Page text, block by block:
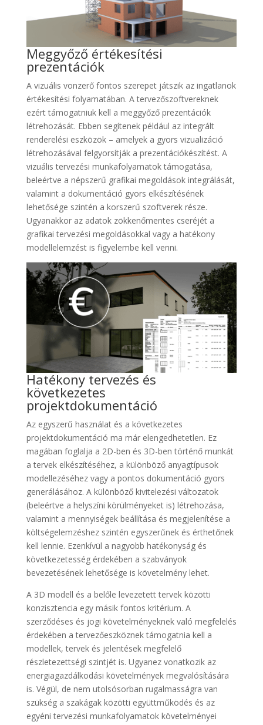
Meggyőző értékesítési
prezentációk
A vizuális vonzerő fontos szerepet játszik az ingatlanok
értékesítési folyamatában. A tervezőszoftvereknek
ezért támogatniuk kell a meggyőző prezentációk
létrehozását. Ebben segítenek például az integrált
renderelési eszközök – amelyek a gyors vizualizáció
létrehozásával felgyorsítják a prezentációkészítést. A
vizuális tervezési munkafolyamatok támogatása,
beleértve a népszerű grafikai megoldások integrálását,
valamint a dokumentáció gyors elkészítésének
lehetősége szintén a korszerű szoftverek része.
Ugyanakkor az adatok zökkenőmentes cseréjét a
grafikai tervezési megoldásokkal vagy a hatékony
modellelemzést is figyelembe kell venni.
Hatékony tervezés és
következetes
projektdokumentáció
Az egyszerű használat és a következetes
projektdokumentáció ma már elengedhetetlen. Ez
magában foglalja a 2D-ben és 3D-ben történő munkát
a tervek elkészítéséhez, a különböző anyagtípusok
modellezéséhez vagy a pontos dokumentáció gyors
generálásához. A különböző kivitelezési változatok
(beleértve a helyszíni körülményeket is) létrehozása,
valamint a mennyiségek beállítása és megjelenítése a
költségelemzéshez szintén egyszerűnek és érthetőnek
kell lennie. Ezenkívül a nagyobb hatékonyság és
következetesség érdekében a szabványok
bevezetésének lehetősége is követelmény lehet.
A 3D modell és a belőle levezetett tervek közötti
konzisztencia egy másik fontos kritérium. A
szerződéses és jogi követelményeknek való megfelelés
érdekében a tervezőeszköznek támogatnia kell a
modellek, tervek és jelentések megfelelő
részletezettségi szintjét is. Ugyanez vonatkozik az
energiagazdálkodási követelmények megvalósítására
is. Végül, de nem utolsósorban rugalmasságra van
szükség a szakágak közötti együttműködés és az
egyéni tervezési munkafolyamatok követelményei